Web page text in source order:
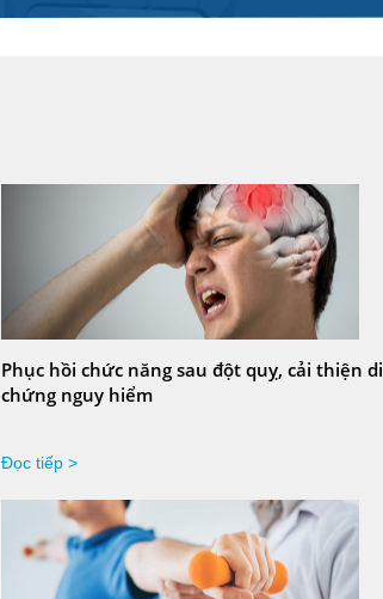
Phục hồi chức năng sau đột quỵ, cải thiện di
chứng nguy hiểm
Đọc tiếp >